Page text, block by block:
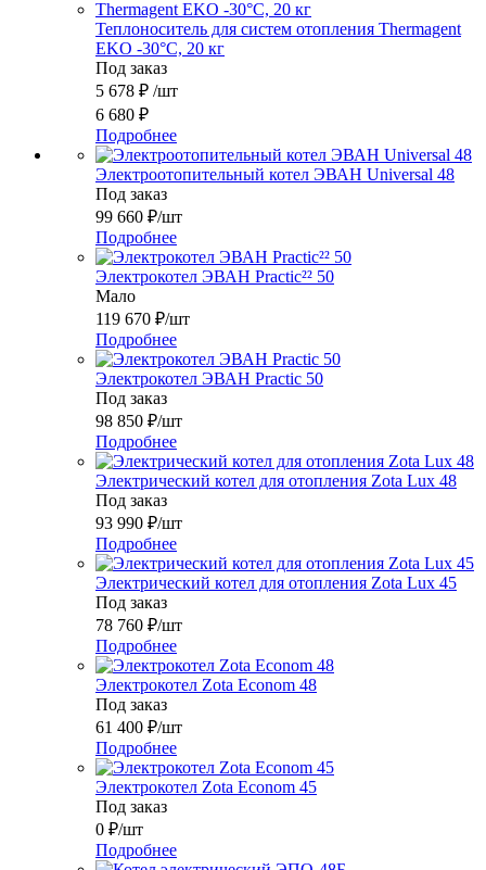
Теплоноситель для систем отопления Thermagent
EKO -30°C, 20 кг
Под заказ
5 678 ₽ /шт
6 680 ₽
Подробнее
Электроотопительный котел ЭВАН Universal 48
Под заказ
99 660 ₽/шт
Подробнее
Электрокотел ЭВАН Practic²² 50
Мало
119 670 ₽/шт
Подробнее
Электрокотел ЭВАН Practic 50
Под заказ
98 850 ₽/шт
Подробнее
Электрический котел для отопления Zota Lux 48
Под заказ
93 990 ₽/шт
Подробнее
Электрический котел для отопления Zota Lux 45
Под заказ
78 760 ₽/шт
Подробнее
Электрокотел Zota Econom 48
Под заказ
61 400 ₽/шт
Подробнее
Электрокотел Zota Econom 45
Под заказ
0 ₽/шт
Подробнее